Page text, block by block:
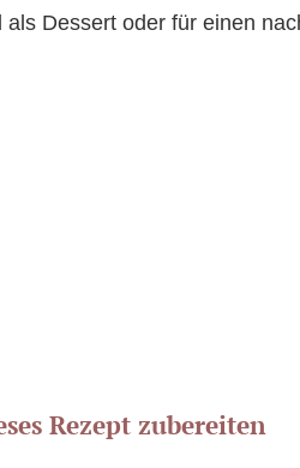
als Dessert oder für einen
Rezept zubereiten